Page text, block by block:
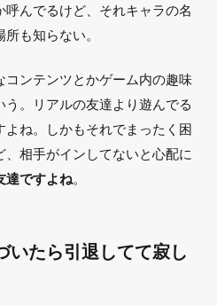
んでるけど、それキャラの名
も知らない。
コンテンツとかゲーム内の趣味
。リアルの友達より遊んでる
ね。しかもそれでまったく困
相手がインしてないと心配に
達ですよね。
いたら引退してて寂し